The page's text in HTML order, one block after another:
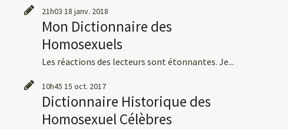
21h03 18 janv. 2018
Mon Dictionnaire des
Homosexuels
Les réactions des lecteurs sont étonnantes. Je...
10h45 15 oct. 2017
Dictionnaire Historique des
Homosexuel Célèbres